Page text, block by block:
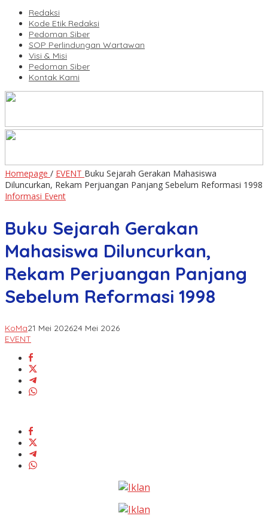
Redaksi
Kode Etik Redaksi
Pedoman Siber
SOP Perlindungan Wartawan
Visi & Misi
Pedoman Siber
Kontak Kami
Homepage / EVENT Buku Sejarah Gerakan Mahasiswa
Diluncurkan, Rekam Perjuangan Panjang Sebelum Reformasi 1998
Informasi Event
Buku Sejarah Gerakan
Mahasiswa Diluncurkan,
Rekam Perjuangan Panjang
Sebelum Reformasi 1998
KoMa21 Mei 202624 Mei 2026
EVENT